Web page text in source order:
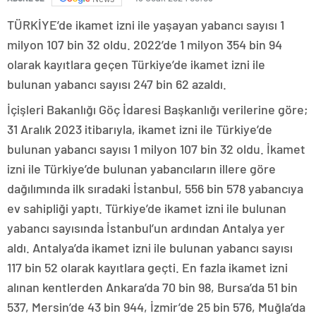
TÜRKİYE’de ikamet izni ile yaşayan yabancı sayısı 1
milyon 107 bin 32 oldu. 2022’de 1 milyon 354 bin 94
olarak kayıtlara geçen Türkiye’de ikamet izni ile
bulunan yabancı sayısı 247 bin 62 azaldı.
İçişleri Bakanlığı Göç İdaresi Başkanlığı verilerine göre;
31 Aralık 2023 itibarıyla, ikamet izni ile Türkiye’de
bulunan yabancı sayısı 1 milyon 107 bin 32 oldu. İkamet
izni ile Türkiye’de bulunan yabancıların illere göre
dağılımında ilk sıradaki İstanbul, 556 bin 578 yabancıya
ev sahipliği yaptı. Türkiye’de ikamet izni ile bulunan
yabancı sayısında İstanbul’un ardından Antalya yer
aldı. Antalya’da ikamet izni ile bulunan yabancı sayısı
117 bin 52 olarak kayıtlara geçti. En fazla ikamet izni
alınan kentlerden Ankara’da 70 bin 98, Bursa’da 51 bin
537, Mersin’de 43 bin 944, İzmir’de 25 bin 576, Muğla’da